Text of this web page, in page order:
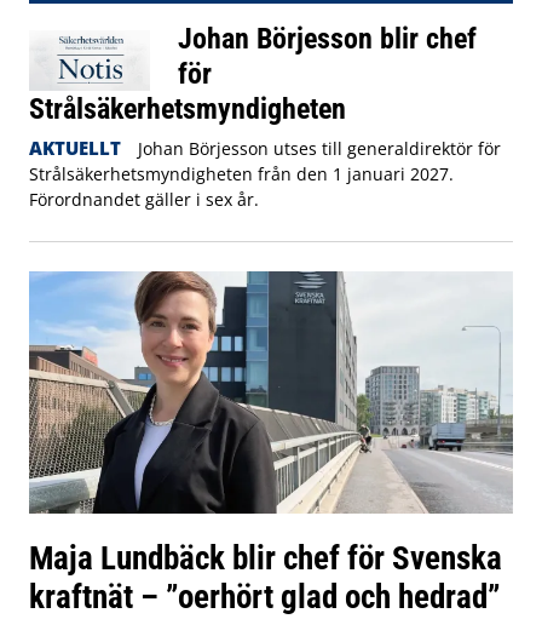
Johan Börjesson blir chef
för
Strålsäkerhetsmyndigheten
AKTUELLT
Johan Börjesson utses till generaldirektör för
Strålsäkerhetsmyndigheten från den 1 januari 2027.
Förordnandet gäller i sex år.
Maja Lundbäck blir chef för Svenska
kraftnät – ”oerhört glad och hedrad”